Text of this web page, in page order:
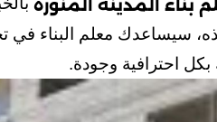
بناء المدينة المنورة
سيساعدك معلم البناء في
احترافية وجودة.